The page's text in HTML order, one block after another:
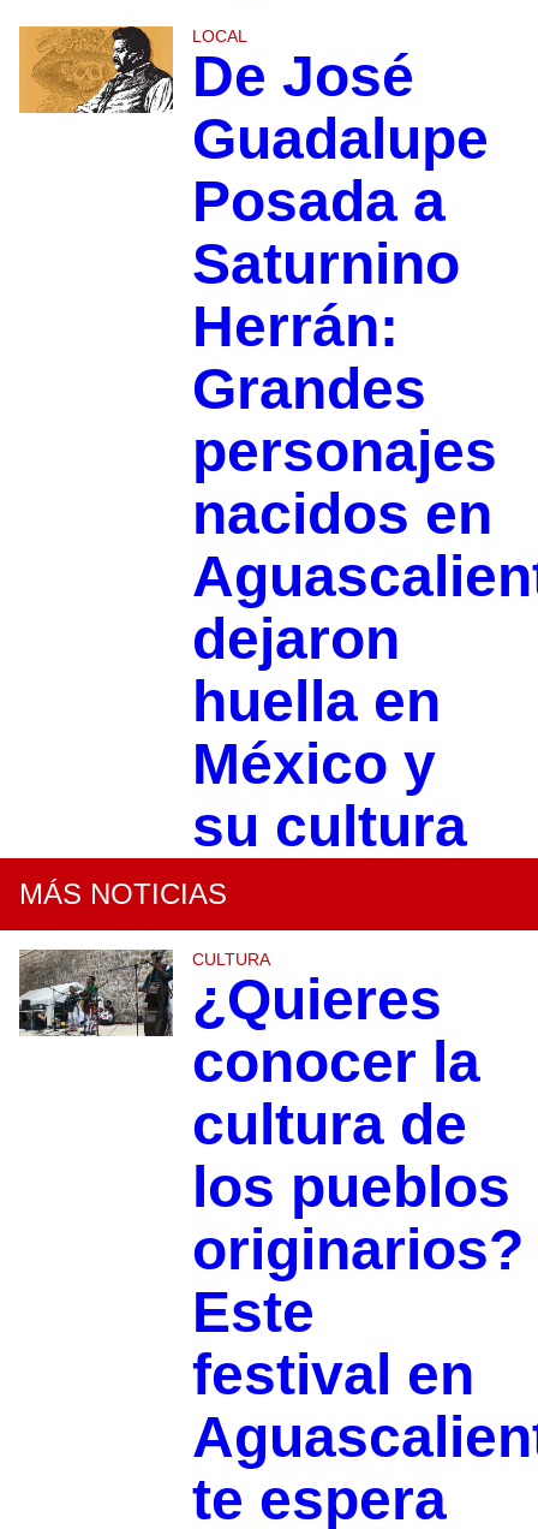
LOCAL
De José
Guadalupe
Posada a
Saturnino
Herrán:
Grandes
personajes
nacidos en
dejaron
huella en
México y
su cultura
MÁS NOTICIAS
CULTURA
¿Quieres
conocer la
cultura de
los pueblos
originarios?
Este
festival en
te espera